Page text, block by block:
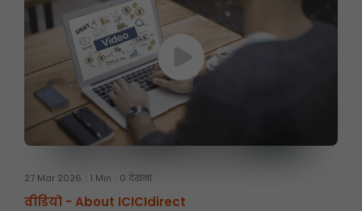
27 Mar 2026 1 Min 0 देखना
वीडियो - About ICICIdirect